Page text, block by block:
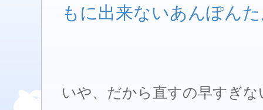
もに出来ないあんぽん
いや、だから直すの早すぎな